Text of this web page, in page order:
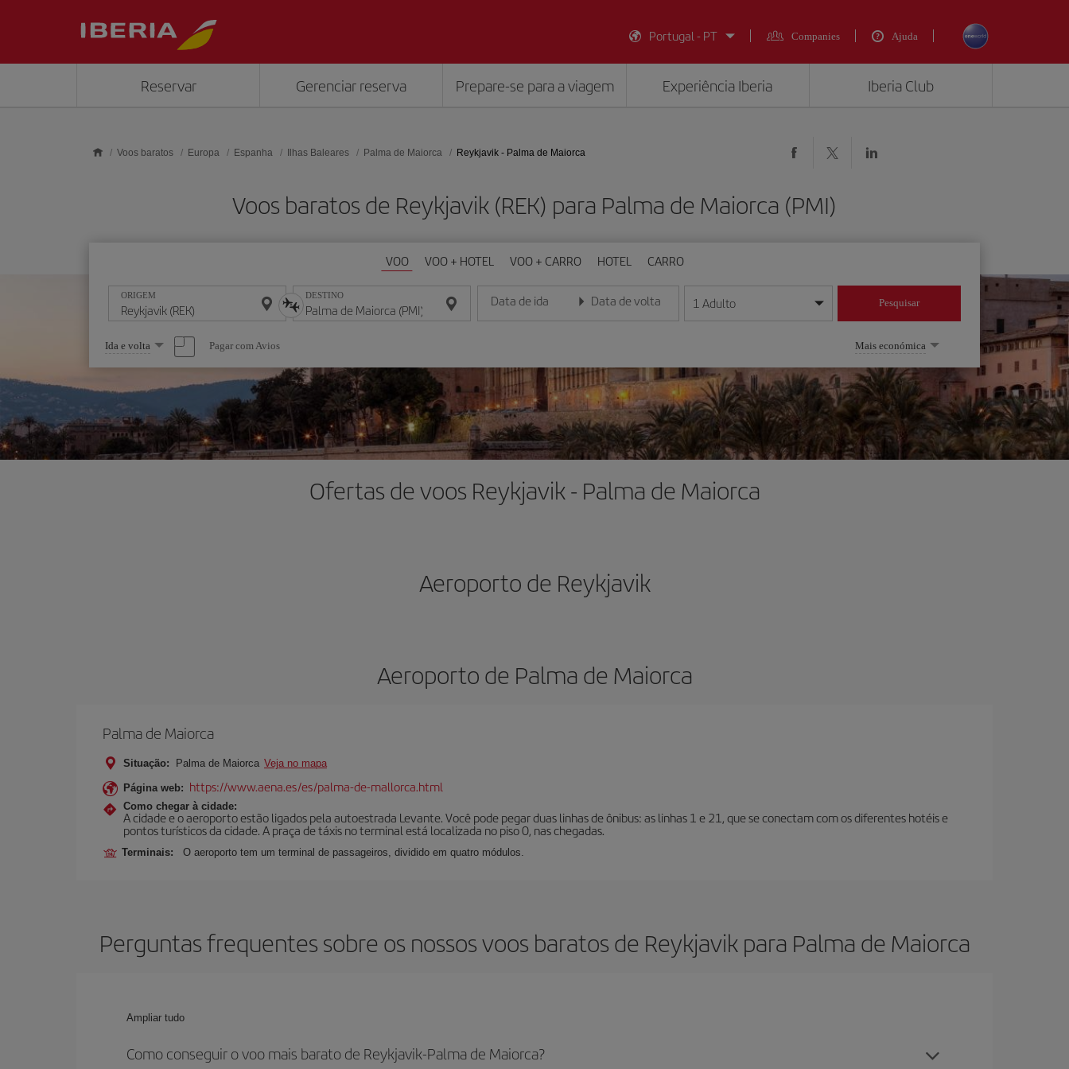
Portugal - PT
Companies Ajuda
Reservar Gerenciar reserva Prepare-se para a viagem Experiência Iberia Iberia Club
Voos baratos Europa Espanha Ilhas Baleares Palma de Maiorca Reykjavik - Palma de Maiorca
Voos baratos de Reykjavik (REK) para Palma de Maiorca (PMI)
VOO VOO + HOTEL VOO + CARRO HOTEL CARRO
ORIGEM DESTINO Data de ida
Insira a data no formato dia/mês/ano
Data de volta
Insira a data no formato dia/mês/ano
1 Adulto Pesquisar
Selecione
uma
opção
Ida e volta Pagar com Avios Mais económica
Ofertas de voos Reykjavik - Palma de Maiorca
Aeroporto de Reykjavik
Aeroporto de Palma de Maiorca
Palma de Maiorca
Situação: Palma de Maiorca Veja no mapa
Página web: https://www.aena.es/es/palma-de-mallorca.html
Como chegar à cidade:
A cidade e o aeroporto estão ligados pela autoestrada Levante. Você pode pegar duas linhas de ônibus: as linhas 1 e 21, que se conectam com os diferentes hotéis e
pontos turísticos da cidade. A praça de táxis no terminal está localizada no piso 0, nas chegadas.
Terminais: O aeroporto tem um terminal de passageiros, dividido em quatro módulos.
Perguntas frequentes sobre os nossos voos baratos de Reykjavik para Palma de Maiorca
Ampliar tudo
Como conseguir o voo mais barato de Reykjavik-Palma de Maiorca?